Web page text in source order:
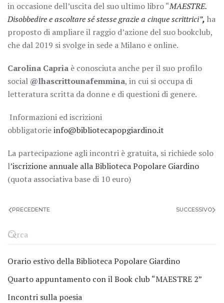
in occasione dell’uscita del suo ultimo libro “MAESTRE.
Disobbedire e ascoltare sé stesse grazie a cinque scrittrici”, ha
proposto di ampliare il raggio d’azione del suo bookclub,
che dal 2019 si svolge in sede a Milano e online.
Carolina Capria è conosciuta anche per il suo profilo
social @lhascrittounafemmina, in cui si occupa di
letteratura scritta da donne e di questioni di genere.
Informazioni ed iscrizioni
obbligatorieinfo@bibliotecapopgiardino.it
La partecipazione agli incontri è gratuita, si richiede solo
l’iscrizione annuale alla Biblioteca Popolare Giardino
(quota associativa base di 10 euro)
PRECEDENTE SUCCESSIVO
Orario estivo della Biblioteca Popolare Giardino
Quarto appuntamento con il Book club “MAESTRE 2”
Incontri sulla poesia